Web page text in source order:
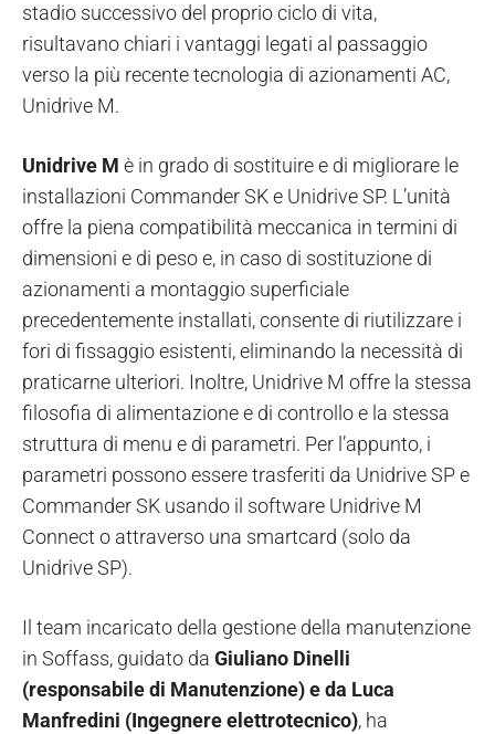
stadio successivo del proprio ciclo di vita,
risultavano chiari i vantaggi legati al passaggio
verso la più recente tecnologia di azionamenti AC,
Unidrive M.
Unidrive M è in grado di sostituire e di migliorare le
installazioni Commander SK e Unidrive SP. L’unità
offre la piena compatibilità meccanica in termini di
dimensioni e di peso e, in caso di sostituzione di
azionamenti a montaggio superficiale
precedentemente installati, consente di riutilizzare i
fori di fissaggio esistenti, eliminando la necessità di
praticarne ulteriori. Inoltre, Unidrive M offre la stessa
filosofia di alimentazione e di controllo e la stessa
struttura di menu e di parametri. Per l’appunto, i
parametri possono essere trasferiti da Unidrive SP e
Commander SK usando il software Unidrive M
Connect o attraverso una smartcard (solo da
Unidrive SP).
Il team incaricato della gestione della manutenzione
in Soffass, guidato da Giuliano Dinelli
(responsabile di Manutenzione) e da Luca
Manfredini (Ingegnere elettrotecnico), ha